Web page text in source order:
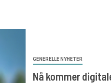
GENERELLE NYHETER
Nå kommer